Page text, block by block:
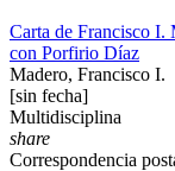
Carta de Francisco I.
con Porfirio Díaz
Madero, Francisco I.
[sin fecha]
Multidisciplina
share
Correspondencia